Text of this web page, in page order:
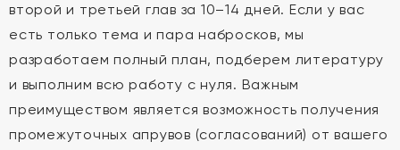
второй и третьей глав за 10–14 дней. Если у вас
есть только тема и пара набросков, мы
разработаем полный план, подберем литературу
и выполним всю работу с нуля. Важным
преимуществом является возможность получения
промежуточных апрувов (согласований) от вашего